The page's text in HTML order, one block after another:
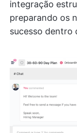
integração
preparando os
sucesso dentro